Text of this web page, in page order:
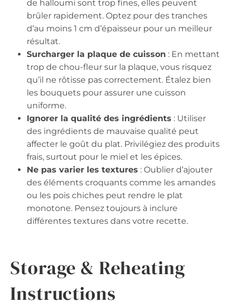
de halloumi sont trop fines, elles peuvent
brûler rapidement. Optez pour des tranches
d’au moins 1 cm d’épaisseur pour un meilleur
résultat.
Surcharger la plaque de cuisson : En mettant
trop de chou-fleur sur la plaque, vous risquez
qu’il ne rôtisse pas correctement. Étalez bien
les bouquets pour assurer une cuisson
uniforme.
Ignorer la qualité des ingrédients : Utiliser
des ingrédients de mauvaise qualité peut
affecter le goût du plat. Privilégiez des produits
frais, surtout pour le miel et les épices.
Ne pas varier les textures : Oublier d’ajouter
des éléments croquants comme les amandes
ou les pois chiches peut rendre le plat
monotone. Pensez toujours à inclure
différentes textures dans votre recette.
Storage & Reheating
Instructions